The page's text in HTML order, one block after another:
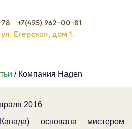
+7(495) 962-00-81
Егерская, дом 1.
/ Компания Hagen
2016
основана мистером